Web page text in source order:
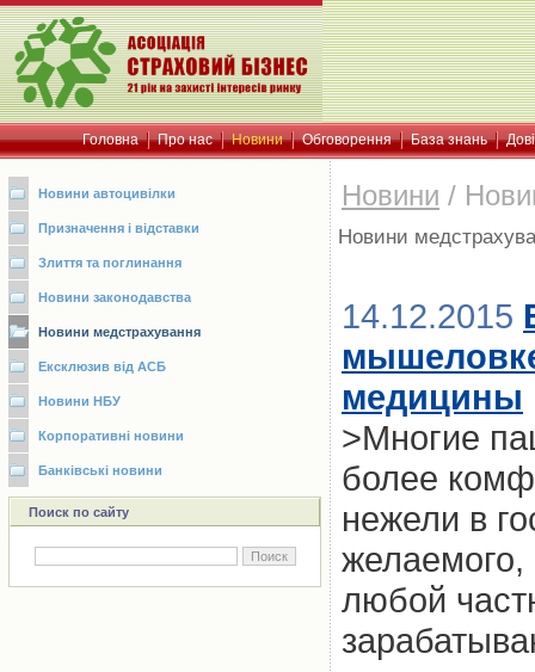
Головна Про нас Новини Обговорення База знань
Новини автоцивілки
Призначення і відставки
Злиття та поглинання
Новини законодавства
Новини медстрахування
Ексклюзив від АСБ
Новини НБУ
Корпоративні новини
Банківські новини
Поиск по сайту
Новини /
Новини
14.12.2015
медицины
>Многие
более
нежели в
желаемого,
любой